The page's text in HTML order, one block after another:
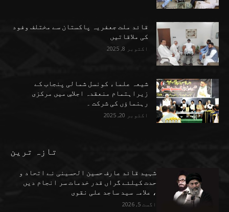
قائد ملت جعفریہ پاکستان سے مختلف وفود
کی ملاقاتیں
اکتوبر 8, 2025
شیعہ علماء کونسل شمالی پنجاب کے
زیراہتمام منعقدہ اجلاسِ میں مرکزی
رہنماؤں کی شرکت ۔
اکتوبر 20, 2025
تازہ ترین
شہید قائد عارف حسین الحسینی نے اتحاد و
حدت کیلئے گراں قدر خدمات سر انجام دیں
، علامہ سید ساجد علی نقوی
اگست 5, 2026